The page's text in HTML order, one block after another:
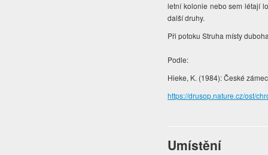
letní kolonie nebo sem létají
další druhy.
Při potoku Struha místy
Podle:
Hieke, K. (1984): České
https://drusop.nature.cz/ost/
Umístění